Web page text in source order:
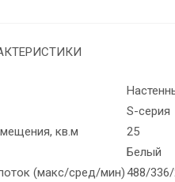
S-серия
кв.м
25
Белый
(макс/сред/мин)488/